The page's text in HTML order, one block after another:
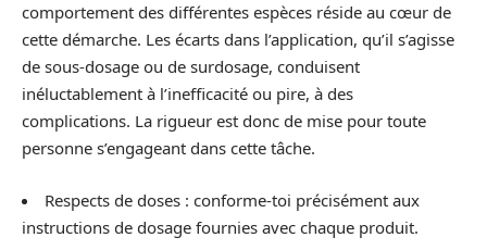
comportement des différentes espèces réside au cœur de
cette démarche. Les écarts dans l’application, qu’il s’agisse
de sous-dosage ou de surdosage, conduisent
inéluctablement à l’inefficacité ou pire, à des
complications. La rigueur est donc de mise pour toute
personne s’engageant dans cette tâche.
Respects de doses : conforme-toi précisément aux
instructions de dosage fournies avec chaque produit.